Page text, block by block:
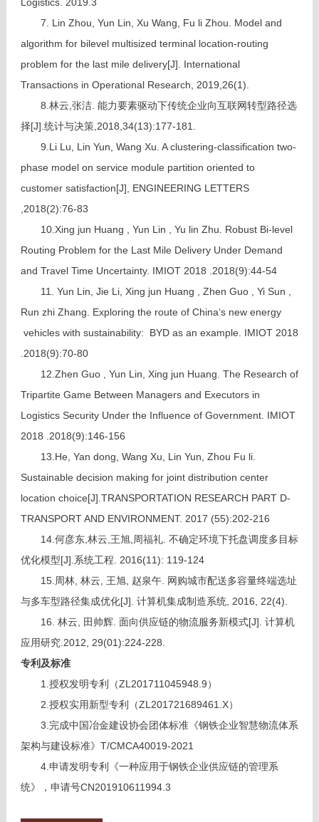
7. Lin Zhou, Yun Lin, Xu Wang, Fu li Zhou. Model and
algorithm for bilevel multisized terminal location-routing
problem for the last mile delivery[J]. International
Transactions in Operational Research, 2019,26(1).
8.林云,张洁. 能力要素驱动下传统企业向互联网转型路径选
择[J].统计与决策,2018,34(13):177-181.
9.Li Lu, Lin Yun, Wang Xu. A clustering-classification two-
phase model on service module partition oriented to
customer satisfaction[J], ENGINEERING LETTERS
,2018(2):76-83
10.Xing jun Huang , Yun Lin , Yu lin Zhu. Robust Bi-level
Routing Problem for the Last Mile Delivery Under Demand
and Travel Time Uncertainty. IMIOT 2018 .2018(9):44-54
11. Yun Lin, Jie Li, Xing jun Huang , Zhen Guo , Yi Sun ,
Run zhi Zhang. Exploring the route of China‘s new energy
vehicles with sustainability: BYD as an example. IMIOT 2018
.2018(9):70-80
12.Zhen Guo , Yun Lin, Xing jun Huang. The Research of
Tripartite Game Between Managers and Executors in
Logistics Security Under the Influence of Government. IMIOT
2018 .2018(9):146-156
13.He, Yan dong, Wang Xu, Lin Yun, Zhou Fu li.
Sustainable decision making for joint distribution center
location choice[J].TRANSPORTATION RESEARCH PART D-
TRANSPORT AND ENVIRONMENT. 2017 (55):202-216
14.何彦东,林云,王旭,周福礼. 不确定环境下托盘调度多目标
优化模型[J].系统工程. 2016(11): 119-124
15. 周林, 林云, 王旭, 赵泉午. 网购城市配送多容量终端选址
与多车型路径集成优化[J]. 计算机集成制造系统, 2016, 22(4).
16. 林云, 田帅辉. 面向供应链的物流服务新模式[J]. 计算机
应用研究.2012, 29(01):224-228.
专利及标准
1.授权发明专利（ZL201711045948.9）
2.授权实用新型专利（ZL201721689461.X）
3.完成中国冶金建设协会团体标准《钢铁企业智慧物流体系
架构与建设标准》T/CMCA40019-2021
4.申请发明专利《一种应用于钢铁企业供应链的管理系
统》，申请号CN201910611994.3